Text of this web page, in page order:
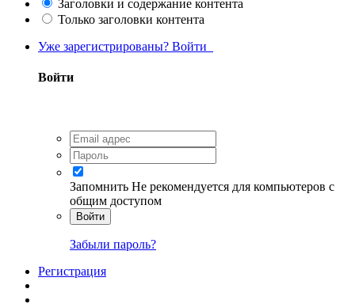
Заголовки и содержание контента
Только заголовки контента
Уже зарегистрированы? Войти
Войти
Запомнить Не рекомендуется для компьютеров с
общим доступом
Войти
Забыли пароль?
Регистрация